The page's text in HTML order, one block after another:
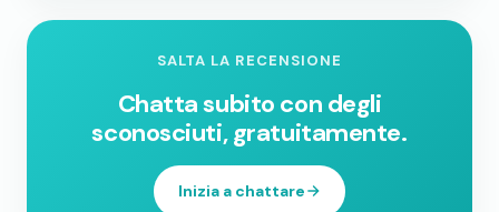
SALTA LA RECENSIONE
Chatta subito con degli
sconosciuti, gratuitamente.
Inizia a chattare